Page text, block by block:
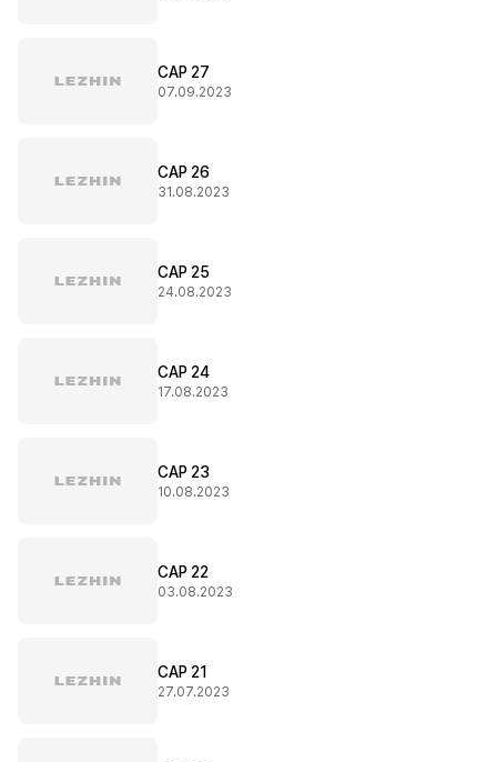
CAP 27
07.09.2023
CAP 26
31.08.2023
CAP 25
24.08.2023
CAP 24
17.08.2023
CAP 23
10.08.2023
CAP 22
03.08.2023
CAP 21
27.07.2023